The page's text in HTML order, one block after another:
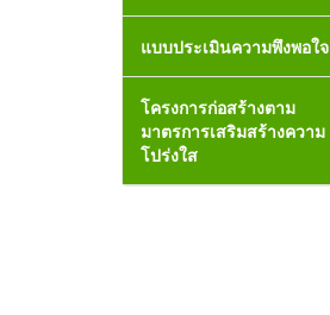
แบบประเมินความพึงพอใจ
โครงการก่อสร้างตาม
มาตรการเสริมสร้างความ
โปร่งใส